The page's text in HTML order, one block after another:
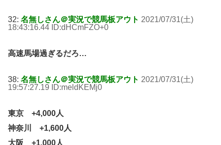
32: 名無しさん＠実況で競馬板アウト 2021/07/31(土)
18:43:16.44 ID:dHCmFZO+0
高速馬場過ぎるだろ…
38: 名無しさん＠実況で競馬板アウト 2021/07/31(土)
19:57:27.19 ID:meldKEMj0
東京 +4,000人
神奈川 +1,600人
大阪 +1,000人